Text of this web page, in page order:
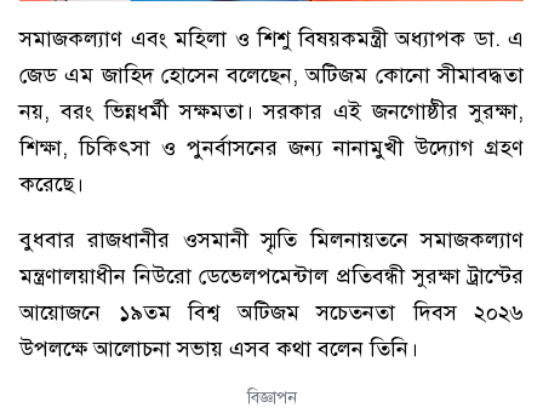
সমাজকল্যাণ এবং মহিলা ও শিশু বিষয়কমন্ত্রী অধ্যাপক ডা. এ
জেড এম জাহিদ হোসেন বলেছেন, অটিজম কোনো সীমাবদ্ধতা
নয়, বরং ভিন্নধর্মী সক্ষমতা। সরকার এই জনগোষ্ঠীর সুরক্ষা,
শিক্ষা, চিকিৎসা ও পুনর্বাসনের জন্য নানামুখী উদ্যোগ গ্রহণ
করেছে।
বুধবার রাজধানীর ওসমানী স্মৃতি মিলনায়তনে সমাজকল্যাণ
মন্ত্রণালয়াধীন নিউরো ডেভেলপমেন্টাল প্রতিবন্ধী সুরক্ষা ট্রাস্টের
আয়োজনে ১৯তম বিশ্ব অটিজম সচেতনতা দিবস ২০২৬
উপলক্ষে আলোচনা সভায় এসব কথা বলেন তিনি।
বিজ্ঞাপন